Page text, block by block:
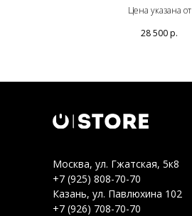
Цена указана от
28 500р.
Москва, ул. Гжатская, 5к8
+7 (925) 808-70-70
Казань, ул. Павлюхина 102
+7 (926) 708-70-70